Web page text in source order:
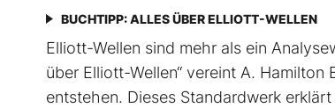
BUCHTIPP: ALLES ÜBER ELLIOTT-WELLEN
Elliott-Wellen sind mehr als ein
über Elliott-Wellen“ vereint A.
entstehen. Dieses Standardwerk